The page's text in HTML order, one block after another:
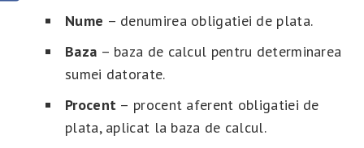
Nume – denumirea obligatiei de plata.
Baza – baza de calcul pentru determinarea
sumei datorate.
Procent – procent aferent obligatiei de
plata, aplicat la baza de calcul.